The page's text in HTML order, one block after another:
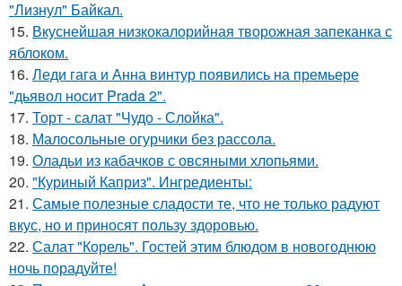
"Лизнул" Байкал.
15. Вкуснейшая низкокалорийная творожная запеканка с
яблоком.
16. Леди гага и Анна винтур появились на премьере
"дьявол носит Prada 2".
17. Торт - салат "Чудо - Слойка".
18. Малосольные огурчики без рассола.
19. Оладьи из кабачков с овсяными хлопьями.
20. "Куриный Каприз". Ингредиенты:
21. Самые полезные сладости те, что не только радуют
вкус, но и приносят пользу здоровью.
22. Салат "Корель". Гостей этим блюдом в новогоднюю
ночь порадуйте!